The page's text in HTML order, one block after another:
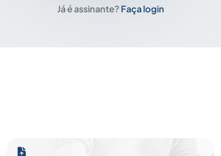
Já é assinante? Faça login